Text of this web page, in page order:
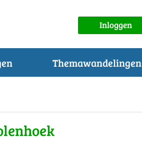
Inloggen
Themawandelingen